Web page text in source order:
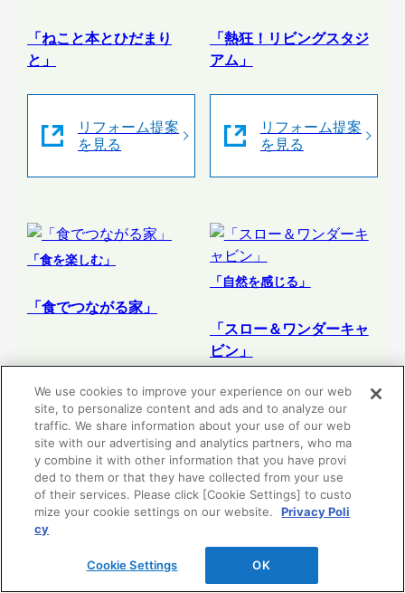
「ねこと本とひだまり
と」
リフォーム提案
を見る
「熱狂！リビングスタジ
アム」
リフォーム提案
を見る
「食を楽しむ」
「食でつながる家」
リフォーム提案
を見る
「自然を感じる」
「スロー＆ワンダーキャ
ビン」
リフォーム提案
を見る
「時間をつくる」 「子育てを楽しむ」
We use cookies to improve your experience on our web
site, to personalize content and ads and to analyze our
traffic. We share information about your use of our web
site with our advertising and analytics partners, who ma
y combine it with other information that you have provi
ded to them or that they have collected from your use
of their services. Please click [Cookie Settings] to custo
mize your cookie settings on our website.
Privacy Poli
cy
Cookie Settings OK